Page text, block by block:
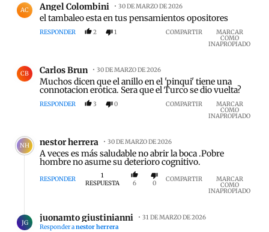
AC Angel Colombini 30 DE MARZO DE 2026
el tambaleo esta en tus pensamientos opositores
RESPONDER 2 1 COMPARTIR MARCAR
COMO
INAPROPIADO
CB Carlos Brun 30 DE MARZO DE 2026
Muchos dicen que el anillo en el 'pinqui' tiene una
connotacion erotica. Sera que el Turco se dio vuelta?
RESPONDER 3 0 COMPARTIR MARCAR
COMO
INAPROPIADO
NH nestor herrera 30 DE MARZO DE 2026
A veces es más saludable no abrir la boca .Pobre
hombre no asume su deterioro cognitivo.
RESPONDER
1
RESPUESTA
6 0 COMPARTIR MARCAR
COMO
INAPROPIADO
JG juonamto giustinianni
31 DE MARZO DE 2026
Responder anestor herrera